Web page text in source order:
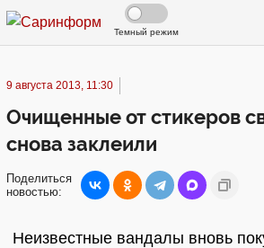
Темный режим
9 августа 2013, 11:30
Очищенные от стикеров
снова заклеили
Поделиться
новостью:
Неизвестные вандалы вновь